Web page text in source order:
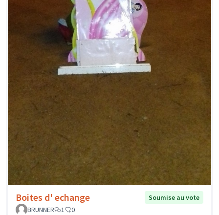
Boites d' echange
Soumise au vote
BRUNNER
1 0